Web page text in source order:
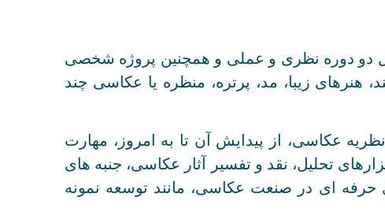
دوره نظری و عملی و همچنین پروژه شخصی
هنرهای زیبا، مد، پرتره، منظره یا عکاسی چند
عکاسی، از پیدایش آن تا به امروز، مهارت
تحلیل، نقد و تفسیر آثار عکاسی، جنبه های
ای در صنعت عکاسی، مانند توسعه نمونه